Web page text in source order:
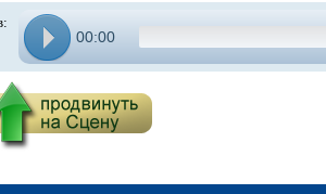
00:00